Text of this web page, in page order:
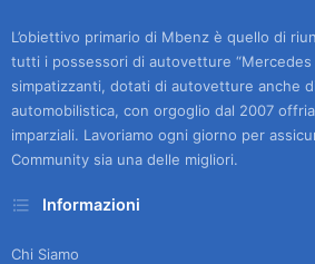
L’obiettivo primario di Mbenz è quello di
tutti i possessori di autovetture “Mercedes
simpatizzanti, dotati di autovetture anche
automobilistica, con orgoglio dal 2007
imparziali. Lavoriamo ogni giorno per
Community sia una delle migliori.
Informazioni
Chi Siamo